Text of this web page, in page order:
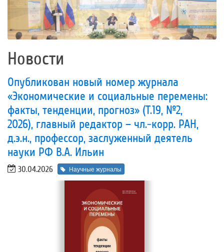
Новости
Опубликован новый номер журнала
«Экономические и социальные перемены:
факты, тенденции, прогноз» (Т.19, №2,
2026), главный редактор – чл.-корр. РАН,
д.э.н., профессор, заслуженный деятель
науки РФ В.А. Ильин
30.04.2026 Научные журналы